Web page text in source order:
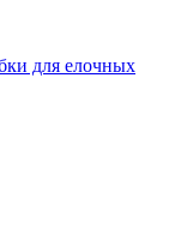
для елочных